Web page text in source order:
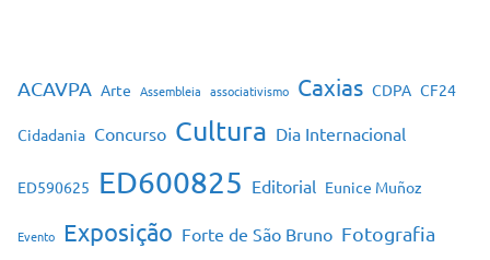
ACAVPA Arte Assembleia associativismo Caxias CDPA CF24
Cidadania Concurso Cultura Dia Internacional
ED590625 ED600825 Editorial Eunice Muñoz
Evento Exposição Forte de São Bruno Fotografia